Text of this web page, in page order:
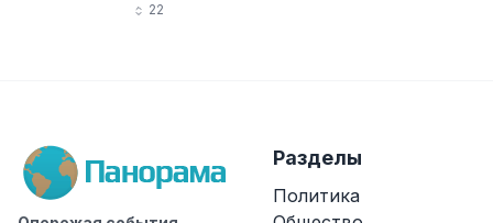
22
Разделы
Политика